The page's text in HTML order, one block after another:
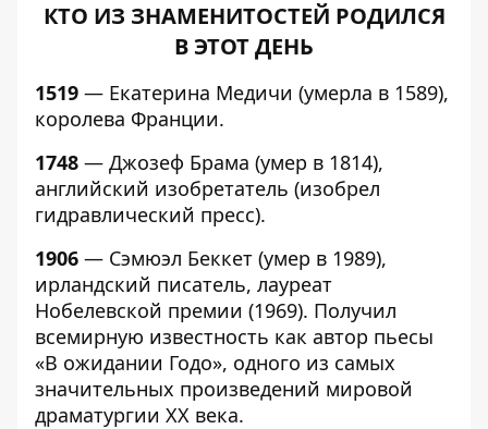
КТО ИЗ ЗНАМЕНИТОСТЕЙ РОДИЛСЯ
В ЭТОТ ДЕНЬ
1519 — Екатерина Медичи (умерла в 1589),
королева Франции.
1748 — Джозеф Брама (умер в 1814),
английский изобретатель (изобрел
гидравлический пресс).
1906 — Сэмюэл Беккет (умер в 1989),
ирландский писатель, лауреат
Нобелевской премии (1969). Получил
всемирную известность как автор пьесы
«В ожидании Годо», одного из самых
значительных произведений мировой
драматургии ХХ века.